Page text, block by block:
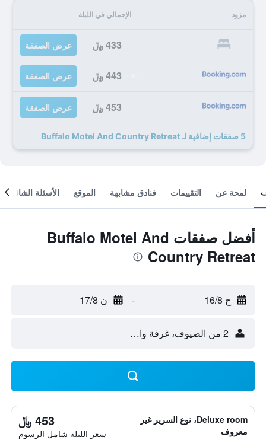
مزود الإجمالي في الليلة
433 ﷼ عرض الصفقة
443 ﷼ عرض الصفقة
453 ﷼ عرض الصفقة
5 صفقات إضافية لـ Buffalo Motel And Country Retreat
لمحة عن التقييمات فنادق مشابهة الموقع الأسئلة الشائعة
أفضل صفقات Buffalo Motel And
Country Retreat
ح 16/8 - ن 17/8
2 من الضيوف، غرفة واحدة
Deluxe room، نوع السرير غير
معروف
453 ﷼
سعر الليلة شامل الرسوم